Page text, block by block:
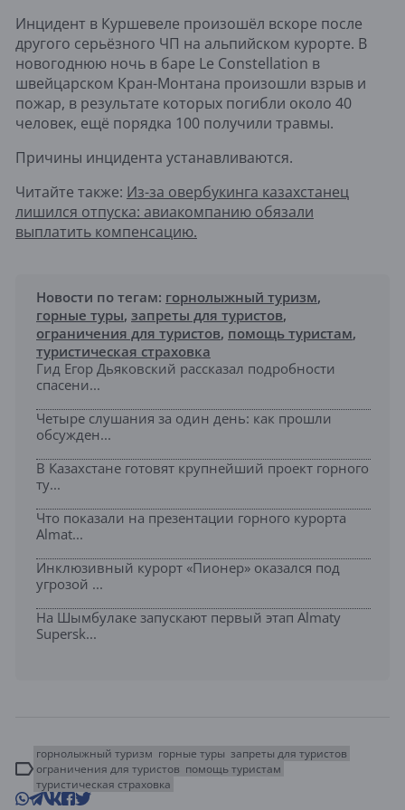
Инцидент в Куршевеле произошёл вскоре после
другого серьёзного ЧП на альпийском курорте. В
новогоднюю ночь в баре Le Constellation в
швейцарском Кран-Монтана произошли взрыв и
пожар, в результате которых погибли около 40
человек, ещё порядка 100 получили травмы.
Причины инцидента устанавливаются.
Читайте также: Из-за овербукинга казахстанец
лишился отпуска: авиакомпанию обязали
выплатить компенсацию.
Новости по тегам: горнолыжный туризм,
горные туры, запреты для туристов,
ограничения для туристов, помощь туристам,
туристическая страховка
Гид Егор Дьяковский рассказал подробности
спасени...
Четыре слушания за один день: как прошли
обсужден...
В Казахстане готовят крупнейший проект горного
ту...
Что показали на презентации горного курорта
Almat...
Инклюзивный курорт «Пионер» оказался под
угрозой ...
На Шымбулаке запускают первый этап Almaty
Supersk...
горнолыжный туризм горные туры запреты для туристов
ограничения для туристов помощь туристам
туристическая страховка